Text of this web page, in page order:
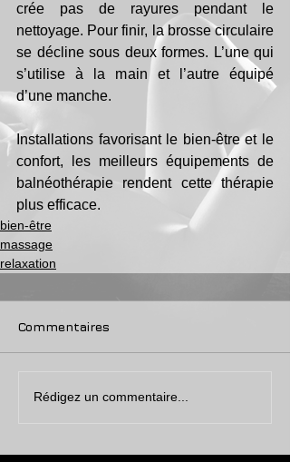
crée pas de rayures pendant le
nettoyage. Pour finir, la brosse circulaire
se décline sous deux formes. L’une qui
s’utilise à la main et l’autre équipé
d’une manche.
Installations favorisant le bien-être et le
confort, les meilleurs équipements de
balnéothérapie rendent cette thérapie
plus efficace.
bien-être
massage
relaxation
Commentaires
Rédigez un commentaire...